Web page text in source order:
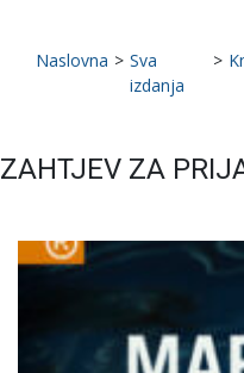
Naslovna > Sva
izdanja
>
ZAHTJEV ZA